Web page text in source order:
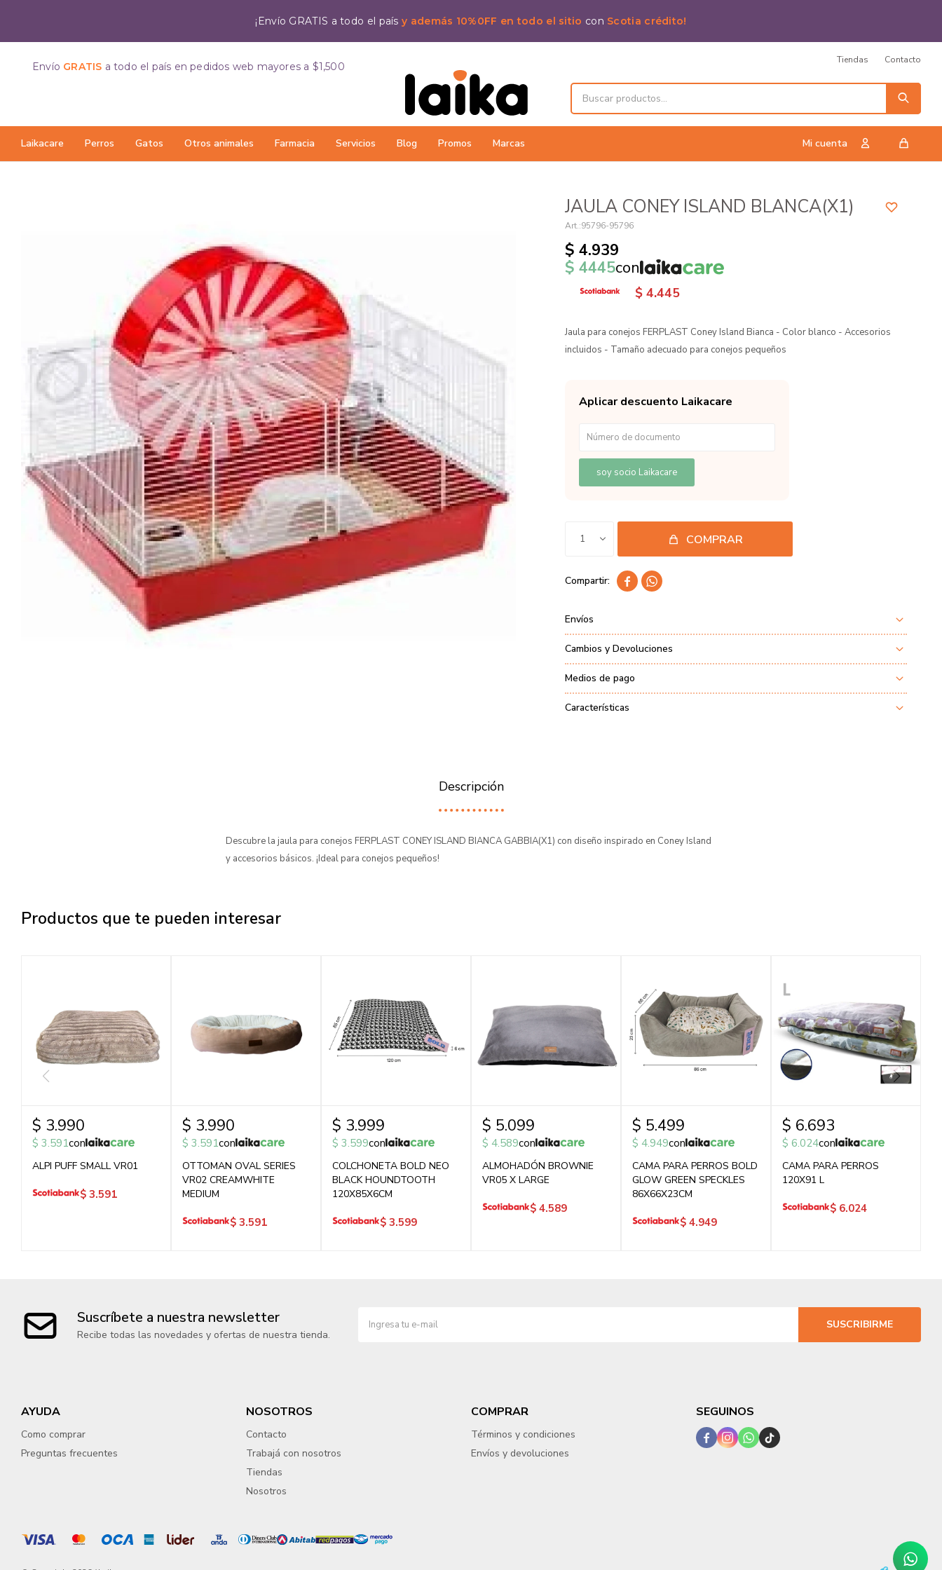
¡Envío GRATIS a todo el paísy además 10%0FF en todo el sitio con Scotia crédito!
Laikacare Perros Gatos Otros animales Farmacia Servicios Blog Promos Marcas
Envío GRATIS a todo el país en pedidos web mayores a $1,500
Tiendas Contacto
JAULA CONEY ISLAND BLANCA(X1)
95796-95796
$ 4.939
$ 4445con
$ 4.445
Jaula para conejos FERPLAST Coney Island Bianca - Color blanco - Accesorios
incluidos - Tamaño adecuado para conejos pequeños
Aplicar descuento Laikacare
soy socio Laikacare
1 COMPRAR
 
Envíos
Cambios y Devoluciones
Medios de pago
Características
Descripción
Descubre la jaula para conejos FERPLAST CONEY ISLAND BIANCA GABBIA(X1) con diseño inspirado en Coney Island
y accesorios básicos. ¡Ideal para conejos pequeños!
Productos que te pueden interesar
$ 3.990
$ 3.591con
ALPI PUFF SMALL VR01
$ 3.591
$ 3.990
$ 3.591con
OTTOMAN OVAL SERIES
VR02 CREAMWHITE
MEDIUM
$ 3.591
$ 3.999
$ 3.599con
COLCHONETA BOLD NEO
BLACK HOUNDTOOTH
120X85X6CM
$ 3.599
$ 5.099
$ 4.589con
ALMOHADÓN BROWNIE
VR05 X LARGE
$ 4.589
$ 5.499
$ 4.949con
CAMA PARA PERROS BOLD
GLOW GREEN SPECKLES
86X66X23CM
$ 4.949
$ 6.693
$ 6.024con
CAMA PARA PERROS
120X91 L
$ 6.024
Suscríbete a nuestra newsletter
Recibe todas las novedades y ofertas de nuestra tienda.
SUSCRIBIRME
AYUDA
Como comprar
Preguntas frecuentes
NOSOTROS
Contacto
Trabajá con nosotros
Tiendas
Nosotros
COMPRAR
Términos y condiciones
Envíos y devoluciones
SEGUINOS
   